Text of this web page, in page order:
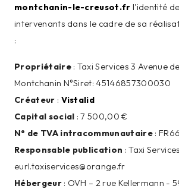
montchanin-le-creusot.fr l'identité
intervenants dans le cadre de sa
:
Propriétaire: Taxi Services 3 Avenue
Montchanin N°Siret: 45146857300030
Créateur : Vistalid
Capital social : 7 500,00 €
N° de TVA intracommunautaire:
Responsable publication : Taxi
eurl.taxiservices@orange.fr
Hébergeur: OVH – 2 rue Kellermann -